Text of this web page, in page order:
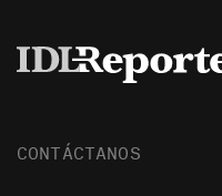
CONTÁCTANOS